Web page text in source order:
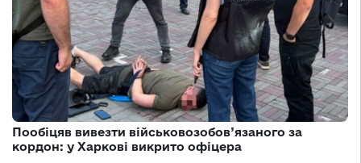
Пообіцяв вивезти військовозобов’язаного за
кордон: у Харкові викрито офіцера